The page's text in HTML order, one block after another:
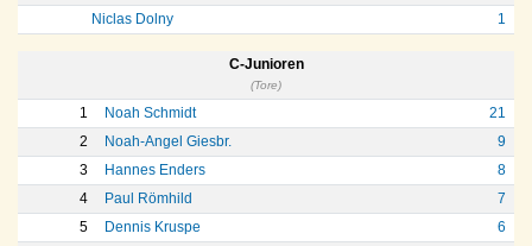
Niclas Dolny
1
C-Junioren
(Tore)
1 Noah Schmidt
21
2
Noah-Angel Giesbr.
9
3
Hannes Enders
8
4
Paul Römhild
7
5
Dennis Kruspe
6